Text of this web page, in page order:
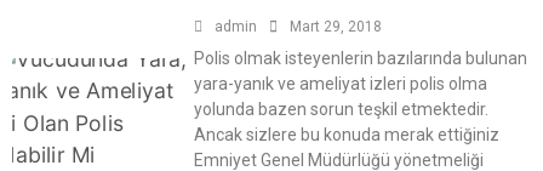
admin Mart 29, 2018
Polis olmak isteyenlerin bazılarında bulunan
yara-yanık ve ameliyat izleri polis olma
yolunda bazen sorun teşkil etmektedir.
Ancak sizlere bu konuda merak ettiğiniz
Emniyet Genel Müdürlüğü yönetmeliği